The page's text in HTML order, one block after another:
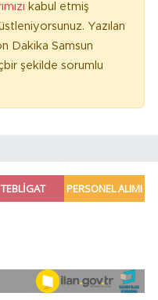
kabul etmiş
Yazılan
Dakika Samsun
şekilde sorumlu